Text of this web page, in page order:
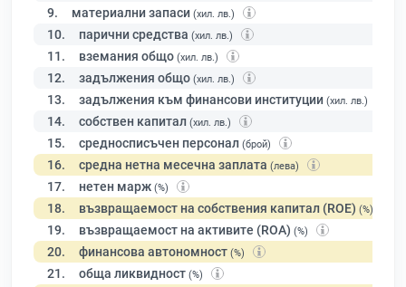
9. материални запаси (хил. лв.)
10. парични средства (хил. лв.)
11. вземания общо (хил. лв.)
12. задължения общо (хил. лв.)
13. задължения към финансови институции (хил. лв.)
14. собствен капитал (хил. лв.)
15. средносписъчен персонал (брой)
16. средна нетна месечна заплата (лева)
17. нетен марж (%)
18. възвращаемост на собствения капитал (ROE) (%)
19. възвращаемост на активите (ROA) (%)
20. финансова автономност (%)
21. обща ликвидност (%)